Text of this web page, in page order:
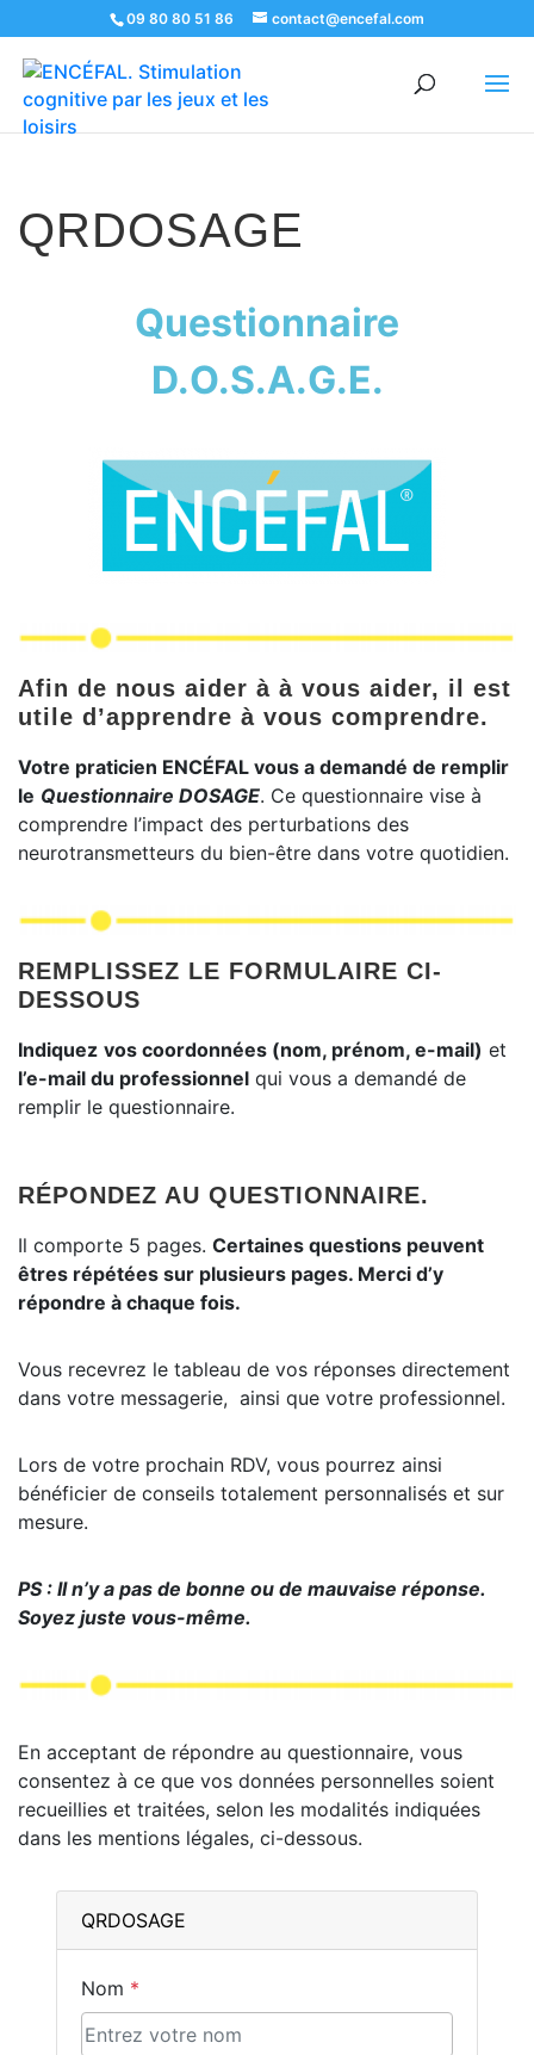
09 80 80 51 86 contact@encefal.com
QRDOSAGE
Questionnaire
D.O.S.A.G.E.
Afin de nous aider à à vous aider, il est
utile d’apprendre à vous comprendre.
Votre praticien ENCÉFAL vous a demandé de remplir
le Questionnaire DOSAGE. Ce questionnaire vise à
comprendre l’impact des perturbations des
neurotransmetteurs du bien-être dans votre quotidien.
REMPLISSEZ LE FORMULAIRE CI-
DESSOUS
Indiquez vos coordonnées (nom, prénom, e-mail) et
l’e-mail du professionnel qui vous a demandé de
remplir le questionnaire.
RÉPONDEZ AU QUESTIONNAIRE.
Il comporte 5 pages. Certaines questions peuvent
êtres répétées sur plusieurs pages. Merci d’y
répondre à chaque fois.
Vous recevrez le tableau de vos réponses directement
dans votre messagerie, ainsi que votre professionnel.
Lors de votre prochain RDV, vous pourrez ainsi
bénéficier de conseils totalement personnalisés et sur
mesure.
PS : Il n’y a pas de bonne ou de mauvaise réponse.
Soyez juste vous-même.
En acceptant de répondre au questionnaire, vous
consentez à ce que vos données personnelles soient
recueillies et traitées, selon les modalités indiquées
dans les mentions légales, ci-dessous.
QRDOSAGE
Nom *